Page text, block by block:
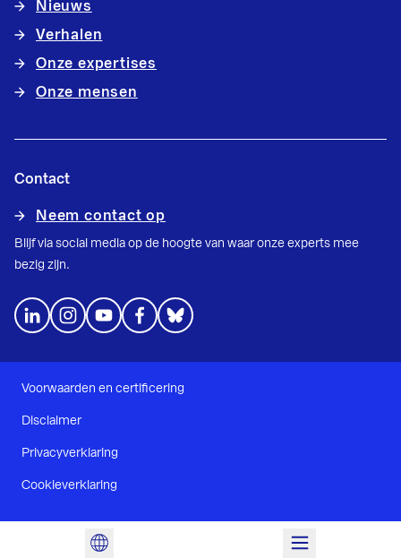
Nieuws
Verhalen
Onze expertises
Onze mensen
Contact
Neem contact op
Blijf via social media op de hoogte van waar onze experts mee
bezig zijn.
Voorwaarden en certificering
Disclaimer
Privacyverklaring
Cookieverklaring